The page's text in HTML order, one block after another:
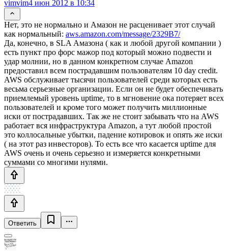
vimvim4 июн 2012 в 10:34
Нет, это не нормально и Амазон не расценивает этот случай
как нормальный: aws.amazon.com/message/2329B7/
Да, конечно, в SLA Амазона ( как и любой другой компании )
есть пункт про форс мажор под который можно подвести и
удар молнии, но в данном конкретном случае Amazon
предоставил всем пострадавшим пользователям 10 day credit.
AWS обслуживает тысячи пользователей среди которых есть
весьма серьезные организации. Если он не будет обеспечивать
приемлемый уровень uptime, то в мгновение ока потеряет всех
пользователей и кроме того может получить миллионные
иски от пострадавших. Так же не стоит забывать что на AWS
работает вся инфраструктура Amazon, а тут любой простой
это коллосальные убытки, падение котировок и опять же иски
( на этот раз инвесторов). То есть все что касается uptime для
AWS очень и очень серьезно и измеряется конкретными
суммами со многими нулями.
Ответить